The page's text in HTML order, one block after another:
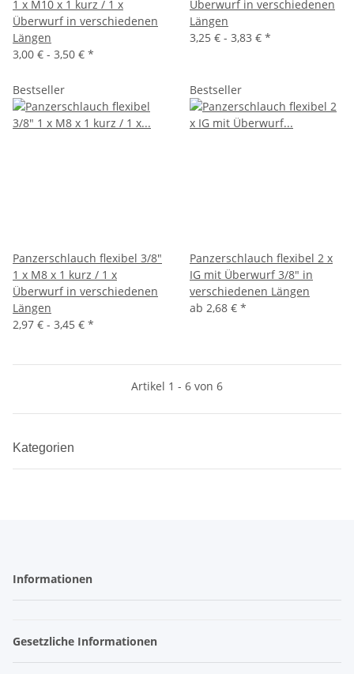
1 x M10 x 1 kurz / 1 x
Überwurf in verschiedenen
Längen
3,00 € - 3,50 € *
Überwurf in verschiedenen
Längen
3,25 € - 3,83 € *
Bestseller
Panzerschlauch flexibel 3/8"
1 x M8 x 1 kurz / 1 x
Überwurf in verschiedenen
Längen
2,97 € - 3,45 € *
Bestseller
Panzerschlauch flexibel 2 x
IG mit Überwurf 3/8" in
verschiedenen Längen
ab 2,68 € *
Artikel 1 - 6 von 6
Kategorien
Informationen
Gesetzliche Informationen